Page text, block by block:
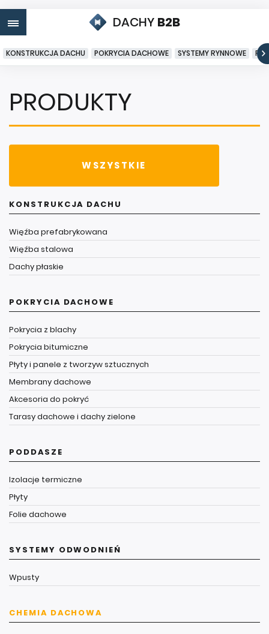
DACHY B2B
KONSTRUKCJA DACHU POKRYCIA DACHOWE SYSTEMY RYNNOWE
PRODUKTY
WSZYSTKIE
KONSTRUKCJA DACHU
Więźba prefabrykowana
Więźba stalowa
Dachy płaskie
POKRYCIA DACHOWE
Pokrycia z blachy
Pokrycia bitumiczne
Płyty i panele z tworzyw sztucznych
Membrany dachowe
Akcesoria do pokryć
Tarasy dachowe i dachy zielone
PODDASZE
Izolacje termiczne
Płyty
Folie dachowe
SYSTEMY ODWODNIEŃ
Wpusty
CHEMIA DACHOWA